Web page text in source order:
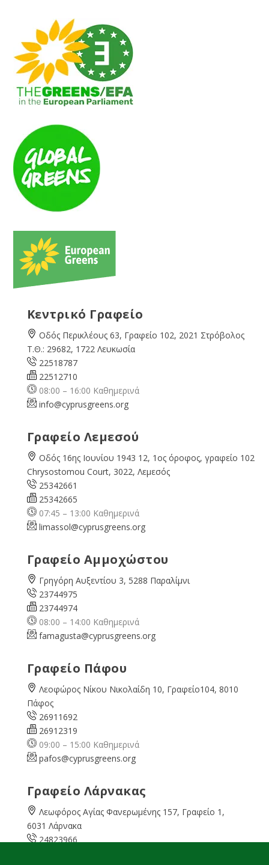
Κεντρικό Γραφείο
Οδός Περικλέους 63, Γραφείο 102, 2021 Στρόβολος
Τ.Θ.: 29682, 1722 Λευκωσία
22518787
22512710
08:00 – 16:00 Καθημερινά
info@cyprusgreens.org
Γραφείο Λεμεσού
Οδός 16ης Ιουνίου 1943 12, 1ος όροφος, γραφείο 102
Chrysostomou Court, 3022, Λεμεσός
25342661
25342665
07:45 – 13:00 Καθημερινά
limassol@cyprusgreens.org
Γραφείο Αμμοχώστου
Γρηγόρη Αυξεντίου 3, 5288 Παραλίμνι
23744975
23744974
08:00 – 14:00 Καθημερινά
famagusta@cyprusgreens.org
Γραφείο Πάφου
Λεοφώρος Νίκου Νικολαίδη 10, Γραφείο104, 8010
Πάφος
26911692
26912319
09:00 – 15:00 Καθημερινά
pafos@cyprusgreens.org
Γραφείο Λάρνακας
Λεωφόρος Αγίας Φανερωμένης 157, Γραφείο 1,
6031 Λάρνακα
24823966